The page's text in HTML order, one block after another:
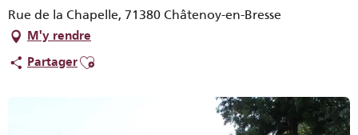
Rue de la Chapelle, 71380 Châtenoy-en-Bresse
M'y rendre
PartagerAjouter aux favoris